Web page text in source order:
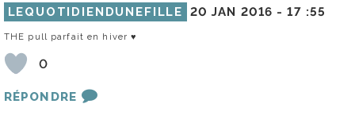
LEQUOTIDIENDUNEFILLE 20 JAN 2016 -17 :55
THE pull parfait en hiver ♥
0
RÉPONDRE